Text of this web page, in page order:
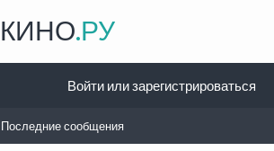
.РУ
Последние сообщения
Войти или зарегистрироваться